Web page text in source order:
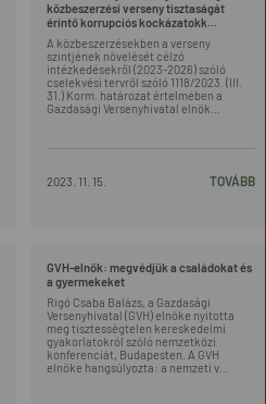
közbeszerzési verseny tisztaságát
érintő korrupciós kockázatokk...
A közbeszerzésekben a verseny
szintjének növelését célzó
intézkedésekről (2023-2026) szóló
cselekvési tervről szóló 1118/2023. (III.
31.) Korm. határozat értelmében a
Gazdasági Versenyhivatal elnök...
2023. 11. 15. TOVÁBB
GVH-elnök: megvédjük a családokat és
a gyermekeket
Rigó Csaba Balázs, a Gazdasági
Versenyhivatal (GVH) elnöke nyitotta
meg tisztességtelen kereskedelmi
gyakorlatokról szóló nemzetközi
konferenciát, Budapesten. A GVH
elnöke hangsúlyozta: a nemzeti v...